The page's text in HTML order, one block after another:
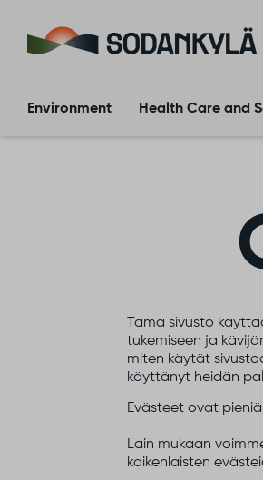
Environment Health Care and
Tämä sivusto
tukemiseen ja
miten käytät
käyttänyt heidän
Evästeet ovat
Lain mukaan
kaikenlaisten